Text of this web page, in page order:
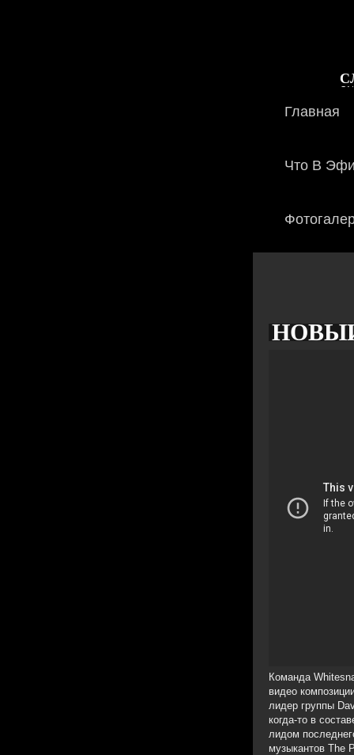
Главная
Что В
Создано: ADMIN
Команда
видео
лидер группы
когда-то в
лидом
музыкантов The